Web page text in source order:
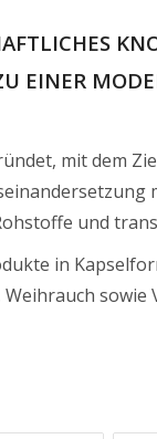
EINER
mit dem
und
in
sowie